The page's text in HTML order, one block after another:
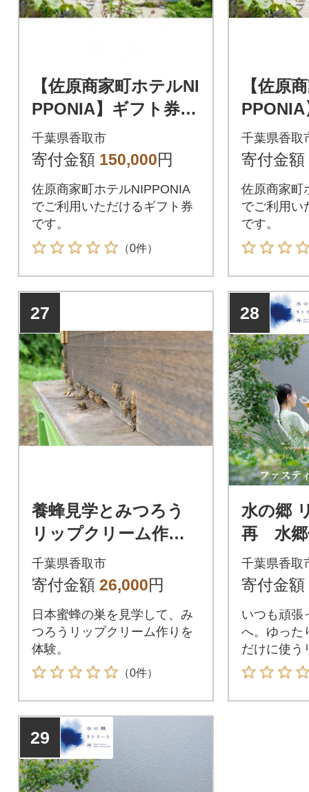
【佐原商家町ホテルNI
PPONIA】ギフト券 4
5,000円分
千葉県香取市
寄付金額 150,000円
佐原商家町ホテルNIPPONIA
でご利用いただけるギフト券
です。
（0件）
【佐原
0,000円
千葉県香取
寄付金額
佐原商家町
でご利用い
です。
27
養蜂見学とみつろう
リップクリーム作り
体験(2名様分)
千葉県香取市
寄付金額 26,000円
日本蜜蜂の巣を見学して、み
つろうリップクリーム作りを
体験。
（0件）
28
水の郷
再 水郷
ーク隣
ィング
千葉県香取
寄付金額
いつも頑張
へ。ゆった
だけに使う
用意しまし
29